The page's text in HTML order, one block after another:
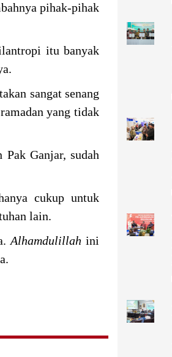
pihak-pihak
itu banyak
sangat senang
yang tidak
Pak Ganjar, sudah
cukup untuk
lain.
Alhamdulillah ini